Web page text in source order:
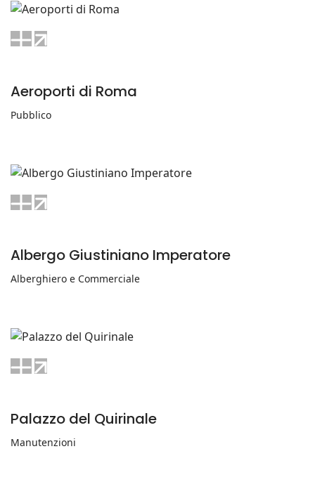
Aeroporti di Roma
Pubblico
Albergo Giustiniano Imperatore
Alberghiero e Commerciale
Palazzo del Quirinale
Manutenzioni